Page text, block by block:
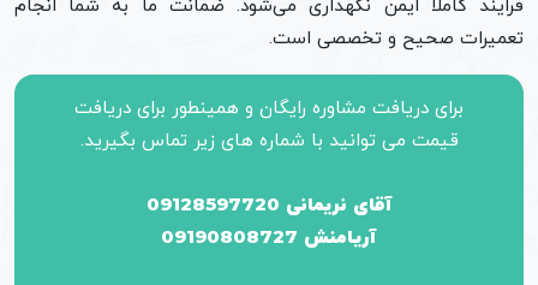
فرایند کاملاً ایمن نگهداری می‌شود. ضمانت ما به شما انجام
تعمیرات صحیح و تخصصی است.
برای دریافت مشاوره رایگان و همینطور برای دریافت
قیمت می توانید با شماره های زیر تماس بگیرید.
آقای نریمانی 09128597720
آریامنش 09190808727